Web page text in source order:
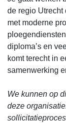
de regio Utrecht
met moderne
diploma’s en
komt terecht in
samenwerking
We kunnen op
deze